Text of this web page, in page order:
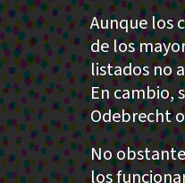
Aunque los
de los
listados no
En cambio,
Odebrecht
No